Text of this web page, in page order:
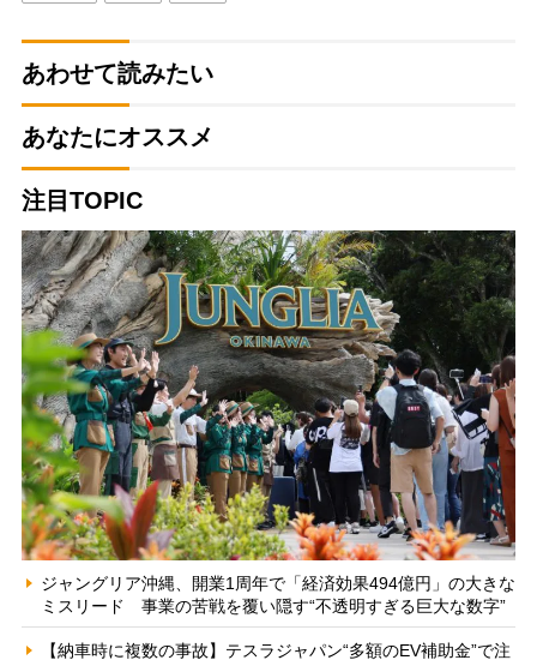
あわせて読みたい
あなたにオススメ
注目TOPIC
ジャングリア沖縄、開業1周年で「経済効果494億円」の大きな
ミスリード 事業の苦戦を覆い隠す“不透明すぎる巨大な数字”
【納車時に複数の事故】テスラジャパン“多額のEV補助金”で注